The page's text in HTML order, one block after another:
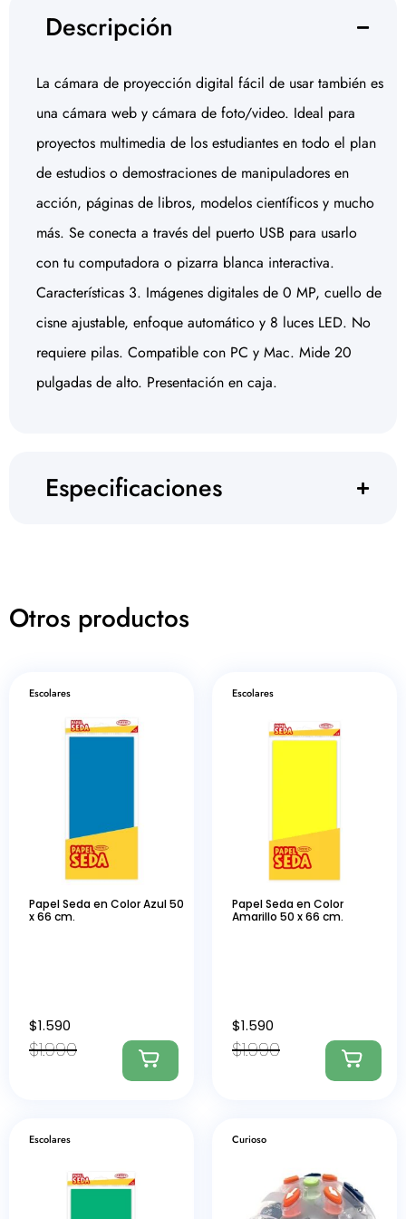
Descripción
La cámara de proyección digital fácil de usar también es
una cámara web y cámara de foto/video. Ideal para
proyectos multimedia de los estudiantes en todo el plan
de estudios o demostraciones de manipuladores en
acción, páginas de libros, modelos científicos y mucho
más. Se conecta a través del puerto USB para usarlo
con tu computadora o pizarra blanca interactiva.
Características 3. Imágenes digitales de 0 MP, cuello de
cisne ajustable, enfoque automático y 8 luces LED. No
requiere pilas. Compatible con PC y Mac. Mide 20
pulgadas de alto. Presentación en caja.
Especificaciones
Otros productos
Escolares
Papel Seda en Color Azul 50
x 66 cm.
$1.990
$1.590
Escolares
Papel Seda en Color
Amarillo 50 x 66 cm.
$1.990
$1.590
Escolares Curioso